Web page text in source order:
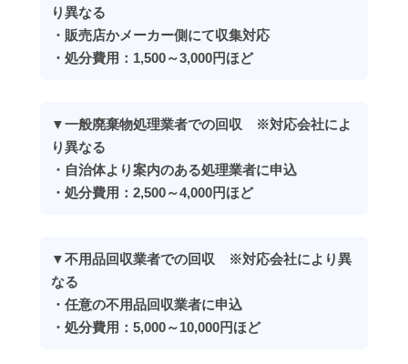
り異なる
・販売店かメーカー側にて収集対応
・処分費用：1,500～3,000円ほど
▼一般廃棄物処理業者での回収 ※対応会社によ
り異なる
・自治体より案内のある処理業者に申込
・処分費用：2,500～4,000円ほど
▼不用品回収業者での回収 ※対応会社により異
なる
・任意の不用品回収業者に申込
・処分費用：5,000～10,000円ほど